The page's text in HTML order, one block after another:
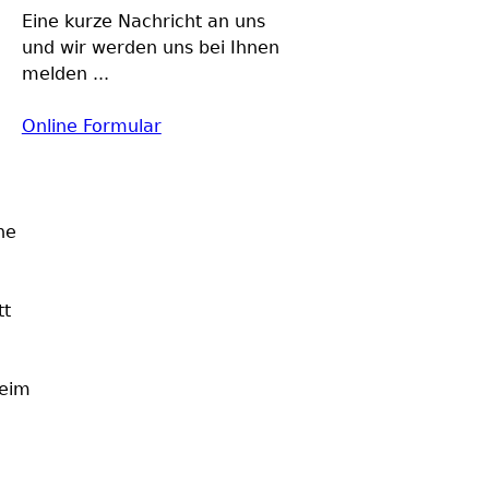
Eine kurze Nachricht an uns
und wir werden uns bei Ihnen
melden ...
Online Formular